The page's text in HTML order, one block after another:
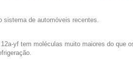
sistema de automóveis recentes.
12a-yf tem moléculas muito maiores do que